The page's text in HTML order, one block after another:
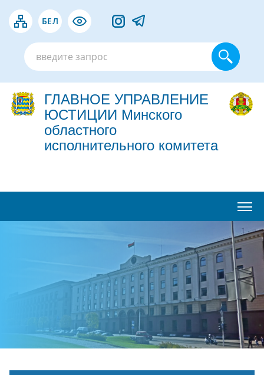
БЕЛ
ГЛАВНОЕ УПРАВЛЕНИЕ
ЮСТИЦИИ Минского
областного
исполнительного комитета